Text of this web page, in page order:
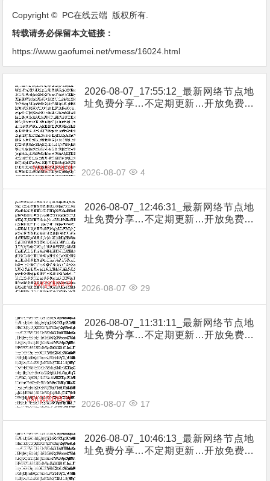
Copyright © PC在线云端 版权所有.
转载请务必保留本文链接：
https://www.gaofumei.net/vmess/16024.html
2026-08-07_17:55:12_最新网络节点地
址免费分享…不定期更新…开放免费分
2026-08-07 4
2026-08-07_12:46:31_最新网络节点地
址免费分享…不定期更新…开放免费分
2026-08-07 29
2026-08-07_11:31:11_最新网络节点地
址免费分享…不定期更新…开放免费分
2026-08-07 17
2026-08-07_10:46:13_最新网络节点地
址免费分享…不定期更新…开放免费分